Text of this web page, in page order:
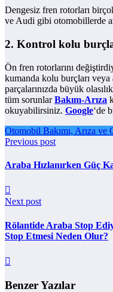
Dengesiz fren rotorları
ve Audi gibi otomobillerde
2. Kontrol kolu
Ön fren rotorlarını
kumanda kolu burçları veya
parçalarınızda büyük
tüm sorunlarBakım-Arıza
okuyabilirsiniz. Google‘de
Otomobil Bakımı, Arıza ve
Previous post
Araba Hızlanırken Güç
Next post
Rölantide Araba Stop
Stop Etmesi Neden Olur?
Benzer Yazılar